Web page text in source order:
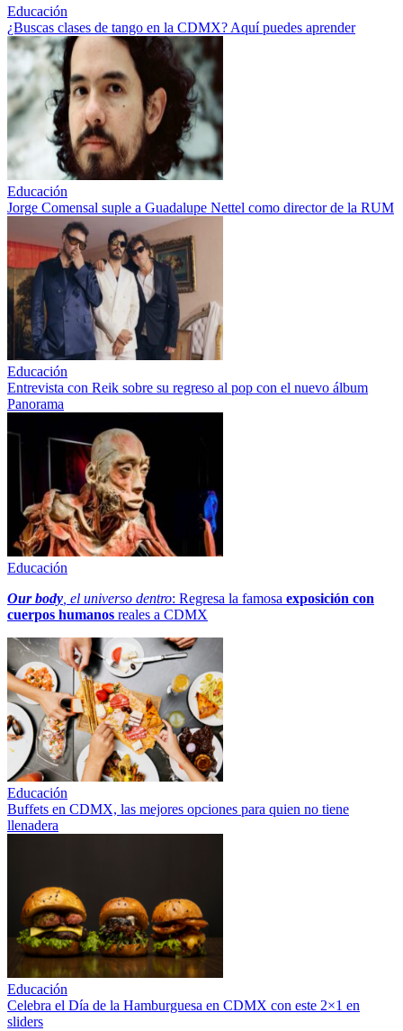
Educación
¿Buscas clases de tango en la CDMX? Aquí puedes aprender
Educación
Jorge Comensal suple a Guadalupe Nettel como director de la RUM
Educación
Entrevista con Reik sobre su regreso al pop con el nuevo álbum
Panorama
Educación
Our body , el universo dentro: Regresa la famosa exposición con
cuerpos humanos reales a CDMX
Educación
Buffets en CDMX, las mejores opciones para quien no tiene
llenadera
Educación
Celebra el Día de la Hamburguesa en CDMX con este 2×1 en
sliders